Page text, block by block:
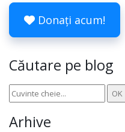
Donați acum!
Căutare pe blog
Arhive